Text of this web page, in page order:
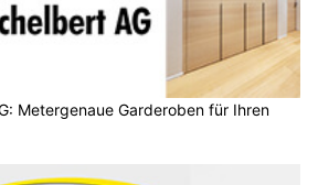
Metergenaue Garderoben für Ihren